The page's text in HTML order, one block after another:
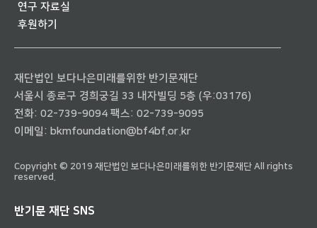
연구 자료실
후원하기
재단법인 보다나은미래를위한 반기문재단
서울시 종로구 경희궁길 33 내자빌딩 5층 (우:03176)
전화: 02-739-9094 팩스: 02-739-9095
이메일: bkmfoundation@bf4bf.or.kr
Copyright © 2019 재단법인 보다나은미래를위한 반기문재단 All rights
reserved.
반기문 재단 SNS